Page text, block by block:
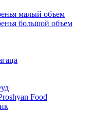
малый объем
большой объем
Food